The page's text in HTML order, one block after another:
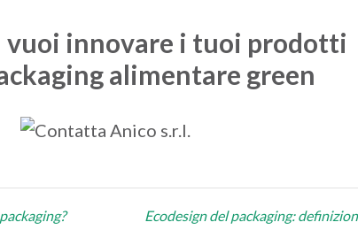
vuoi innovare i tuoi prodotti
alimentare green
Ecodesign del packaging: